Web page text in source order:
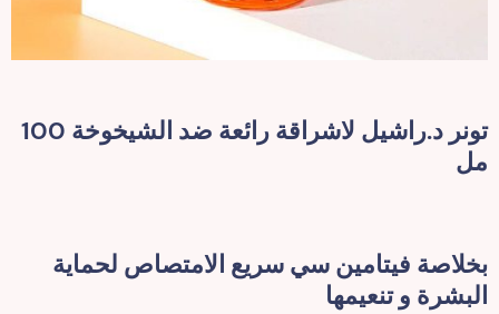
تونر د.راشيل لاشراقة رائعة ضد الشيخوخة 100
مل
بخلاصة فيتامين سي سريع الامتصاص لحماية
البشرة و تنعيمها